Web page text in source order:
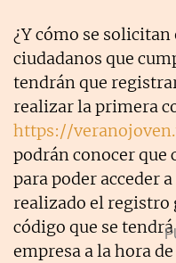
¿Y cómo se solicitan
ciudadanos que
tendrán que
realizar la primera
https://
podrán conocer que
para poder acceder
realizado el
código que se
empresa a la hora